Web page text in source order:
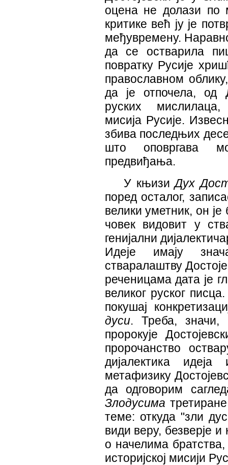
оцена не долази
критике већ ју је
међувремену.
да се остварила
повратку Русије
православном
да је отпочела, од
руских мислилаца,
мисија Русије.
збива последњих
што оповргава
предвиђања.
У књизиДух
поред осталог,
велики уметник, он
човек видовит у
генијални
Идеје имају
стваралаштву
реченицама дата је
великог руског
покушај
дуси. Треба,
пророкује
пророчанство
дијалектика
метафизику
да одговорим
Злодусима
теме: откуда "зли
види веру, безверје
о начелима
историјској мисији